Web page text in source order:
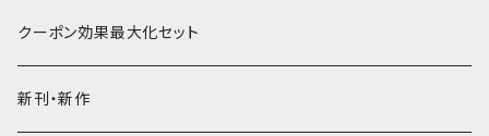
音声データ
PDF＋音声データ
クーポン効果最大化セット
新刊・新作